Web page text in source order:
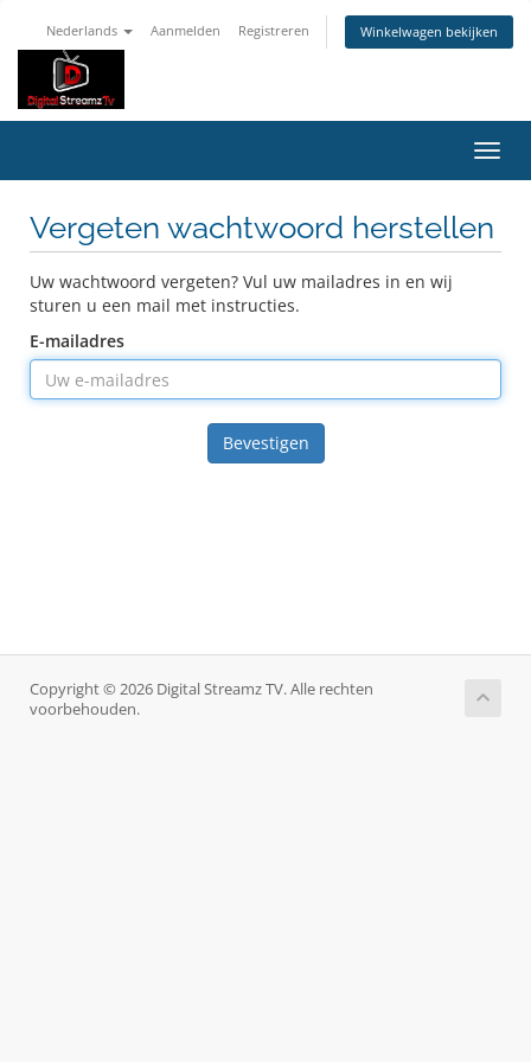
Nederlands Aanmelden Registreren Winkelwagen bekijken
in-/
Vergeten wachtwoord herstellen
Uw wachtwoord vergeten? Vul uw mailadres in en wij
sturen u een mail met instructies.
E-mailadres
Bevestigen
Copyright © 2026 Digital Streamz TV. Alle rechten
voorbehouden.